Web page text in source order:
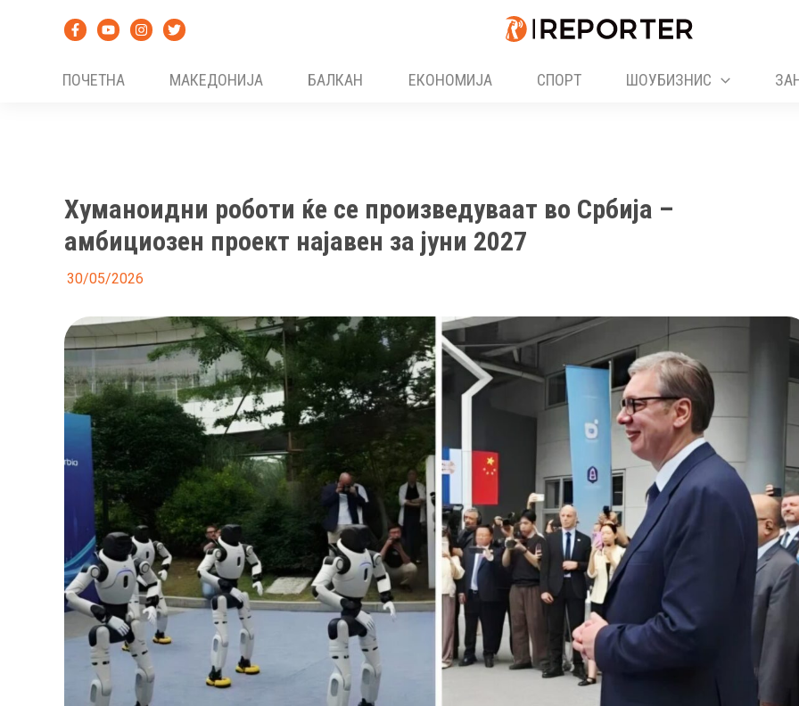
ПОЧЕТНА
МАКЕДОНИЈА БАЛКАН ЕКОНОМИЈА СПОРТ ШОУБИЗНИС
Хуманоидни роботи ќе се произведуваат во Србија –
амбициозен проект најавен за јуни 2027
30/05/2026